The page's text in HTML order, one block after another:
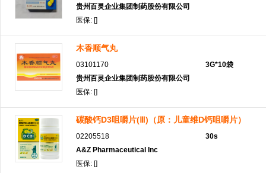
贵州百灵企业集团制药股份有限公司
医保: []
木香顺气丸
03101170
贵州百灵企业集团制药股份有限公司
医保: []
3G*10袋
碳酸钙D3咀嚼片(Ⅲ)（原：儿童维D钙咀嚼片）
02205518
A&Z Pharmaceutical Inc
医保: []
30s